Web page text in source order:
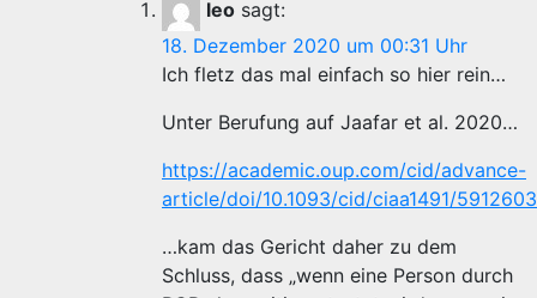
leo sagt:
18. Dezember 2020 um 00:31 Uhr
Ich fletz das mal einfach so hier rein…
Unter Berufung auf Jaafar et al. 2020…
https://academic.oup.com/cid/advance-
article/doi/10.1093/cid/ciaa1491/5912603
…kam das Gericht daher zu dem
Schluss, dass „wenn eine Person durch